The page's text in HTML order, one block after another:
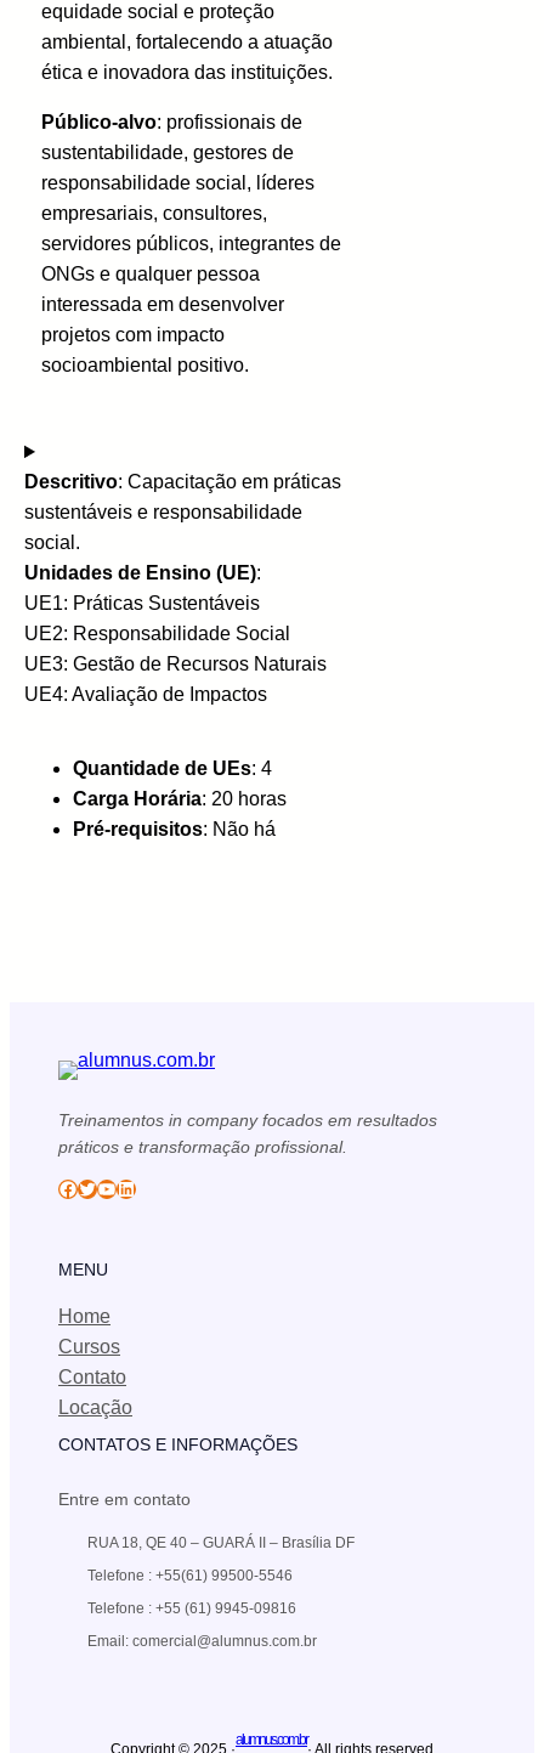
equidade social e proteção
ambiental, fortalecendo a atuação
ética e inovadora das instituições.
Público-alvo: profissionais de
sustentabilidade, gestores de
responsabilidade social, líderes
empresariais, consultores,
servidores públicos, integrantes de
ONGs e qualquer pessoa
interessada em desenvolver
projetos com impacto
socioambiental positivo.
Descritivo: Capacitação em práticas
sustentáveis e responsabilidade
social.
Unidades de Ensino (UE):
UE1: Práticas Sustentáveis
UE2: Responsabilidade Social
UE3: Gestão de Recursos Naturais
UE4: Avaliação de Impactos
Quantidade de UEs: 4
Carga Horária: 20 horas
Pré-requisitos: Não há
Treinamentos in company focados em resultados
práticos e transformação profissional.
Facebook Twitter YouTube LinkedIn
MENU
Home
Cursos
Contato
Locação
CONTATOS E INFORMAÇÕES
Entre em contato
RUA 18, QE 40 – GUARÁ II – Brasília DF
Telefone : +55(61) 99500-5546
Telefone : +55 (61) 9945-09816
Email: comercial@alumnus.com.br
Copyright © 2025 ·
alumnus.com.br
· All rights reserved